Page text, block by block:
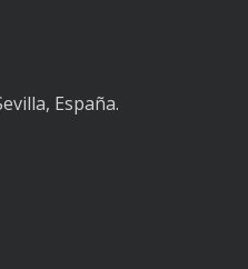
España.